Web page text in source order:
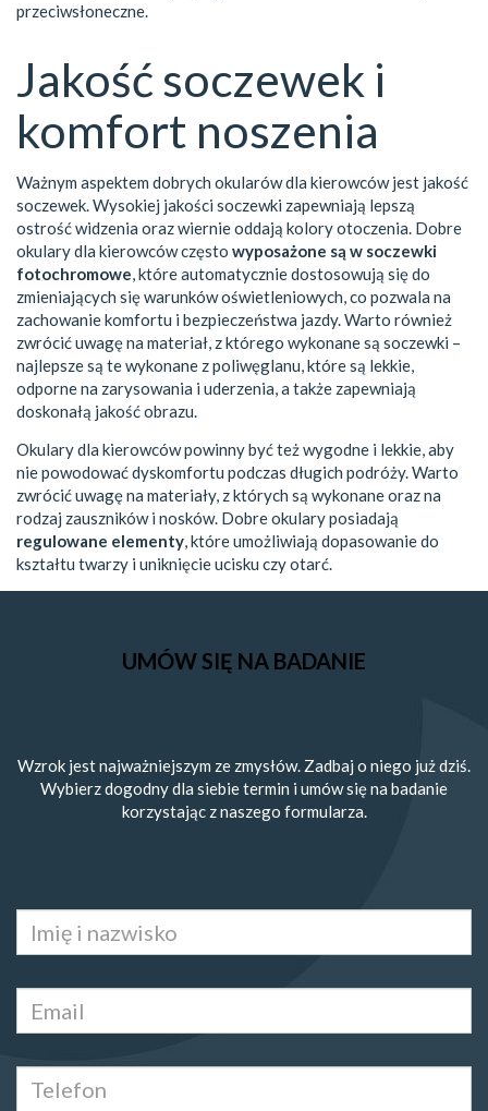
przeciwsłoneczne.
Jakość soczewek i
komfort noszenia
Ważnym aspektem dobrych okularów dla kierowców jest jakość
soczewek. Wysokiej jakości soczewki zapewniają lepszą
ostrość widzenia oraz wiernie oddają kolory otoczenia. Dobre
okulary dla kierowców często wyposażone są w soczewki
fotochromowe, które automatycznie dostosowują się do
zmieniających się warunków oświetleniowych, co pozwala na
zachowanie komfortu i bezpieczeństwa jazdy. Warto również
zwrócić uwagę na materiał, z którego wykonane są soczewki –
najlepsze są te wykonane z poliwęglanu, które są lekkie,
odporne na zarysowania i uderzenia, a także zapewniają
doskonałą jakość obrazu.
Okulary dla kierowców powinny być też wygodne i lekkie, aby
nie powodować dyskomfortu podczas długich podróży. Warto
zwrócić uwagę na materiały, z których są wykonane oraz na
rodzaj zauszników i nosków. Dobre okulary posiadają
regulowane elementy, które umożliwiają dopasowanie do
kształtu twarzy i uniknięcie ucisku czy otarć.
UMÓW SIĘ NA BADANIE
Wzrok jest najważniejszym ze zmysłów. Zadbaj o niego już dziś.
Wybierz dogodny dla siebie termin i umów się na badanie
korzystając z naszego formularza.